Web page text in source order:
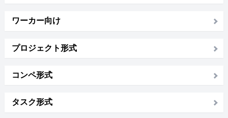
ワーカー向け
プロジェクト形式
コンペ形式
タスク形式